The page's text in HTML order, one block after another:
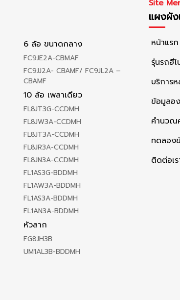
6 ล้อ ขนาดกลาง
FC9JE2A-CBMAF
FC9JJ2A- CBAMF/ FC9JL2A –
CBAMF
10 ล้อ เพลาเดียว
FL8JT3G-CCDMH
FL8JW3A-CCDMH
FL8JT3A-CCDMH
FL8JR3A-CCDMH
FL8JN3A-CCDMH
FL1AS3G-BDDMH
FL1AW3A-BDDMH
FL1AS3A-BDDMH
FL1AN3A-BDDMH
หัวลาก
FG8JH3B
UM1AL3B-BDDMH
Site
แผงผัง
หน้าแรก
รุ่นรถฮีโ
บริการ
ข้อมูลอ
คำนวณ
ทดลอง
ติดต่อเร